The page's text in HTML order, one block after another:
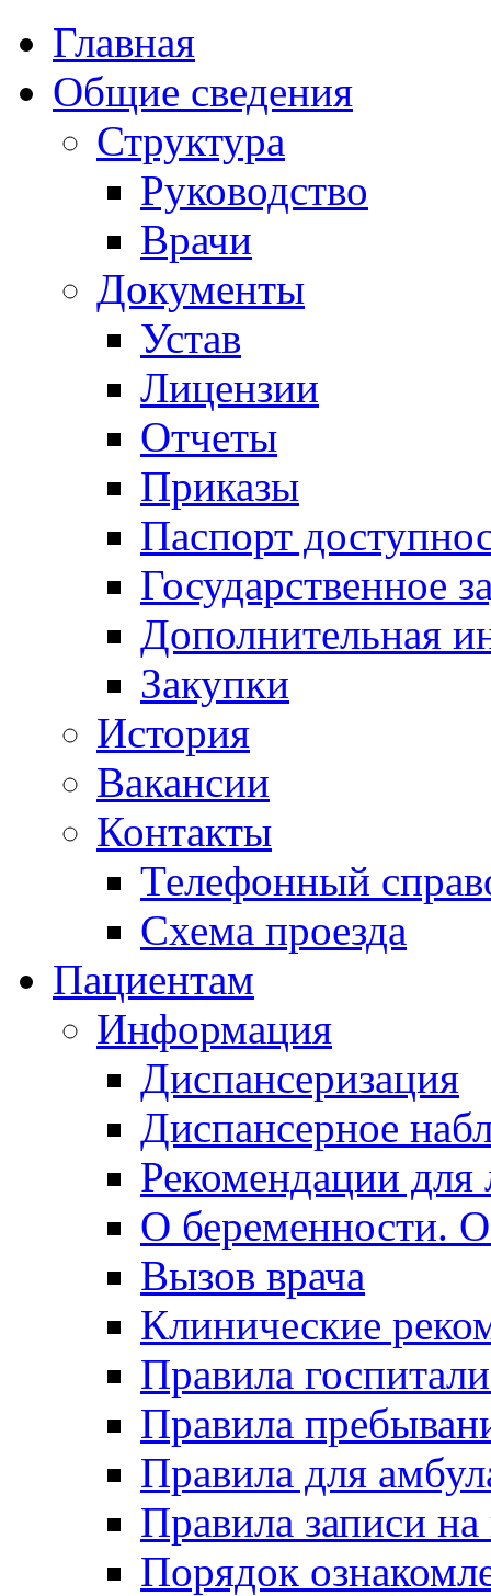
Главная
Общие сведения
Структура
Руководство
Врачи
Документы
Устав
Лицензии
Отчеты
Приказы
Паспорт
Государственное
Дополнительная
Закупки
История
Вакансии
Контакты
Телефонный
Схема проезда
Пациентам
Информация
Диспансеризация
Диспансерное
Рекомендации для
О беременности.
Вызов врача
Клинические
Правила
Правила
Правила для
Правила записи
Порядок